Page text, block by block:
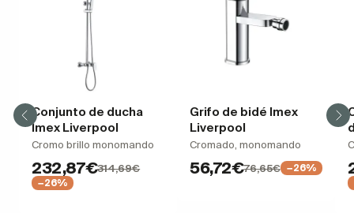
Conjunto de ducha
Imex Liverpool
Cromo brillo monomando
232,87€314,69€
−26%
Grifo de bidé Imex
Liverpool
Cromado, monomando
56,72€76,65€ −26%